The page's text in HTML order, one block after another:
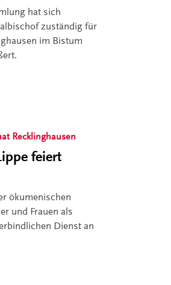
hat sich
zuständig für
im Bistum
Recklinghausen
feiert
ökumenischen
und Frauen als
Dienst an